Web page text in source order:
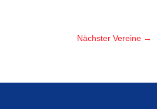
Nächster Vereine →